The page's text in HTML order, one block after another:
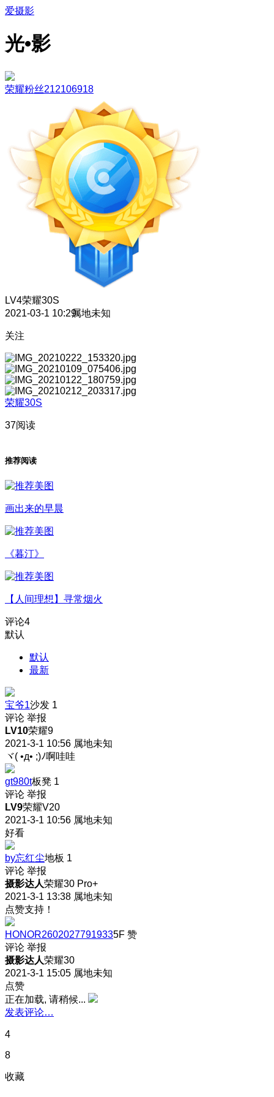
爱摄影
光•影
荣耀粉丝212106918
LV4荣耀30S
2021-03-1 10:29属地未知
关注
荣耀30S
37阅读
推荐阅读
画出来的早晨
《暮汀》
【人间理想】寻常烟火
评论4
默认
默认
最新
宝爷1沙发 1
评论 举报
LV10荣耀9
2021-3-1 10:56 属地未知
ヾ( •д• ;)ﾉ啊哇哇
gt980t板凳 1
评论 举报
LV9荣耀V20
2021-3-1 10:56 属地未知
好看
by忘红尘地板 1
评论 举报
摄影达人荣耀30 Pro+
2021-3-1 13:38 属地未知
点赞支持！
HONOR26020277919335F 赞
评论 举报
摄影达人荣耀30
2021-3-1 15:05 属地未知
点赞
正在加载, 请稍候...
发表评论…
4
8
收藏